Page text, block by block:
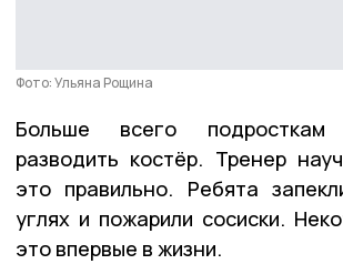
Фото: Ульяна Рощина
Больше всего подросткам
разводить костёр. Тренер
это правильно. Ребята
углях и пожарили сосиски.
это впервые в жизни.